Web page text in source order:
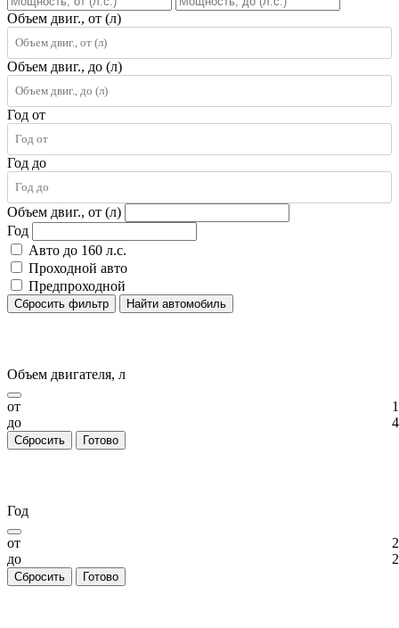
Объем двиг., от (л)
Объем двиг., до (л)
Год от
Год до
Объем двиг., от (л)
Год
Авто до 160 л.с.
Проходной авто
Предпроходной
Сбросить фильтр Найти автомобиль
Объем двигателя, л
от
до
Сбросить Готово
Год
от
до
Сбросить Готово